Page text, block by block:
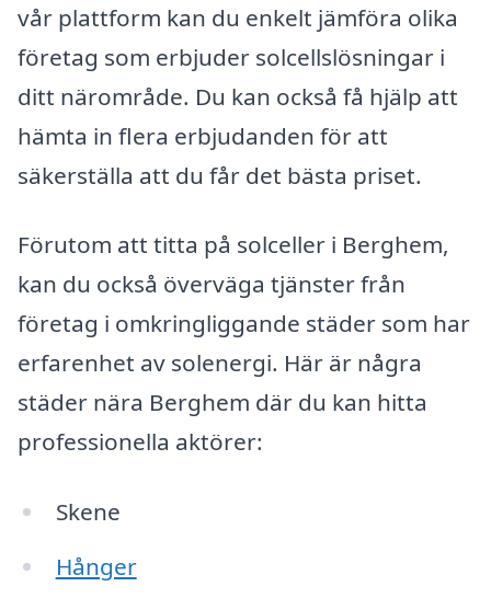
vår plattform kan du enkelt jämföra olika
företag som erbjuder solcellslösningar i
ditt närområde. Du kan också få hjälp att
hämta in flera erbjudanden för att
säkerställa att du får det bästa priset.
Förutom att titta på solceller i Berghem,
kan du också överväga tjänster från
företag i omkringliggande städer som har
erfarenhet av solenergi. Här är några
städer nära Berghem där du kan hitta
professionella aktörer:
Skene
Hånger